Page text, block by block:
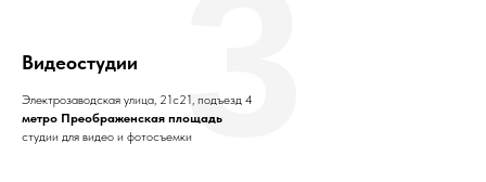
Видеостудии
Электрозаводская улица, 21с21, подъезд 4
метро Преображенская площадь
студии для видео и фотосъемки3